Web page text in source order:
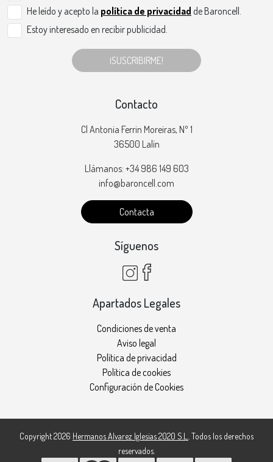
He leído y acepto la política de privacidad de Baroncell.
Estoy interesado en recibir publicidad.
¡SUSCRIBIRME!
Contacto
Cl Antonia Ferrin Moreiras, Nº 1
36500 Lalín
Llámanos: +34 986 149 603
info@baroncell.com
Contacta
Síguenos
Apartados Legales
Condiciones de venta
Aviso legal
Política de privacidad
Política de cookies
Configuración de Cookies
Copyright 2026 Hermanos Alvarez Iglesias 2020 S.L.. Todos los derechos
reservados.